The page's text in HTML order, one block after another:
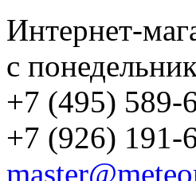
Интернет-
с
+7 (495) 589-
+7 (926) 191-